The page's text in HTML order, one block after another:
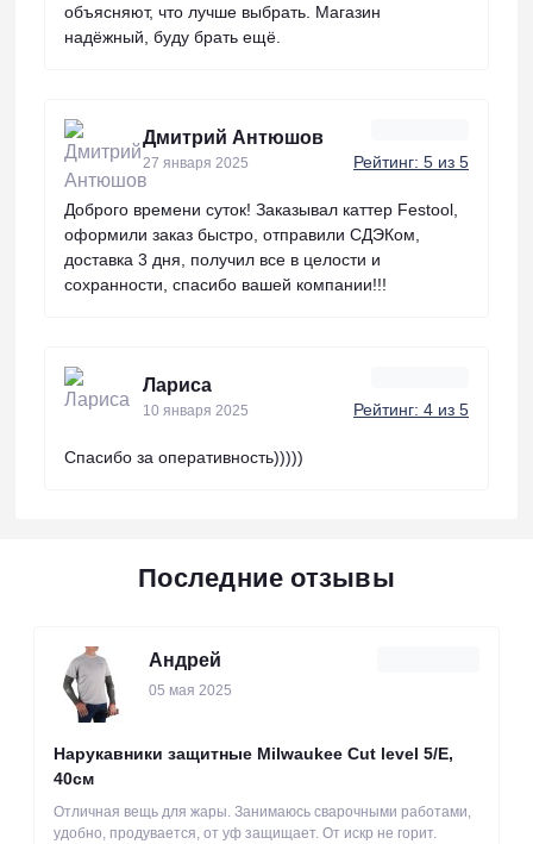
объясняют, что лучше выбрать. Магазин
надёжный, буду брать ещё.
Дмитрий Антюшов
27 января 2025 Рейтинг: 5 из 5
Доброго времени суток! Заказывал каттер Festool,
оформили заказ быстро, отправили СДЭКом,
доставка 3 дня, получил все в целости и
сохранности, спасибо вашей компании!!!
Лариса
10 января 2025 Рейтинг: 4 из 5
Спасибо за оперативность)))))
Последние отзывы
Андрей
05 мая 2025
Нарукавники защитные Milwaukee Cut level 5/Е,
40см
Отличная вещь для жары. Занимаюсь сварочными работами,
удобно, продувается, от уф защищает. От искр не горит.